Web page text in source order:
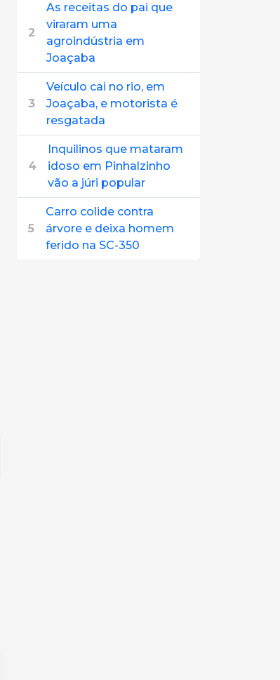
2
As receitas do pai que
viraram uma
agroindústria em
Joaçaba
3
Veículo cai no rio, em
Joaçaba, e motorista é
resgatada
4
Inquilinos que mataram
idoso em Pinhalzinho
vão a júri popular
5
Carro colide contra
árvore e deixa homem
ferido na SC-350